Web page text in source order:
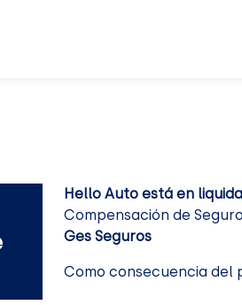
Hello Auto está en
Compensación de
Ges Seguros
Como consecuencia del